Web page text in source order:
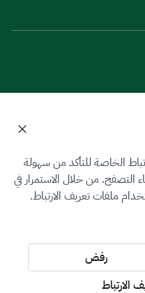
والجمارك
الخاصة للتأكد من سهولة
من خلال الاستمرار في
ملفات تعريف الارتباط.
رفض
الارتباط